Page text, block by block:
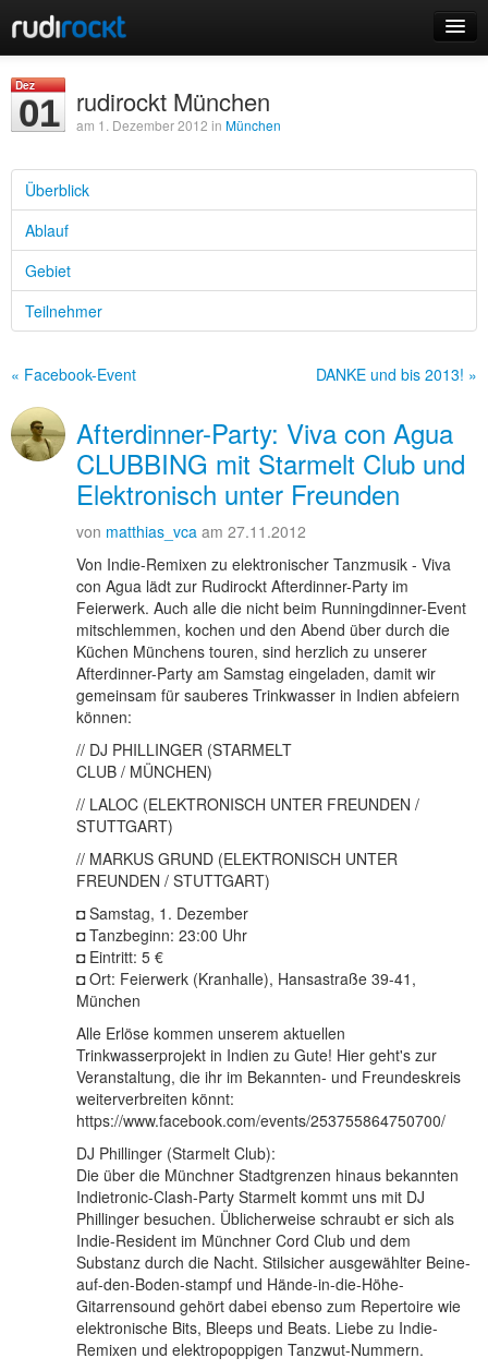
Events
Login
Registrieren
Dez
01 rudirockt München
am 1. Dezember 2012 in München
Überblick
Ablauf
Gebiet
Teilnehmer
« Facebook-Event DANKE und bis 2013! »
Afterdinner-Party: Viva con Agua
CLUBBING mit Starmelt Club und
Elektronisch unter Freunden
von matthias_vca am 27.11.2012
Von Indie-Remixen zu elektronischer Tanzmusik - Viva
con Agua lädt zur Rudirockt Afterdinner-Party im
Feierwerk. Auch alle die nicht beim Runningdinner-Event
mitschlemmen, kochen und den Abend über durch die
Küchen Münchens touren, sind herzlich zu unserer
Afterdinner-Party am Samstag eingeladen, damit wir
gemeinsam für sauberes Trinkwasser in Indien abfeiern
können:
// DJ PHILLINGER (STARMELT
CLUB / MÜNCHEN)
// LALOC (ELEKTRONISCH UNTER FREUNDEN /
STUTTGART)
// MARKUS GRUND (ELEKTRONISCH UNTER
FREUNDEN / STUTTGART)
◘ Samstag, 1. Dezember
◘ Tanzbeginn: 23:00 Uhr
◘ Eintritt: 5 €
◘ Ort: Feierwerk (Kranhalle), Hansastraße 39-41,
München
Alle Erlöse kommen unserem aktuellen
Trinkwasserprojekt in Indien zu Gute! Hier geht's zur
Veranstaltung, die ihr im Bekannten- und Freundeskreis
weiterverbreiten könnt:
https://www.facebook.com/events/253755864750700/
DJ Phillinger (Starmelt Club):
Die über die Münchner Stadtgrenzen hinaus bekannten
Indietronic-Clash-Party Starmelt kommt uns mit DJ
Phillinger besuchen. Üblicherweise schraubt er sich als
Indie-Resident im Münchner Cord Club und dem
Substanz durch die Nacht. Stilsicher ausgewählter Beine-
auf-den-Boden-stampf und Hände-in-die-Höhe-
Gitarrensound gehört dabei ebenso zum Repertoire wie
elektronische Bits, Bleeps und Beats. Liebe zu Indie-
Remixen und elektropoppigen Tanzwut-Nummern.